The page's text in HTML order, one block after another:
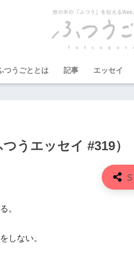
つうごととは 記事 エッセイ
うエッセイ #319）
。
しない。